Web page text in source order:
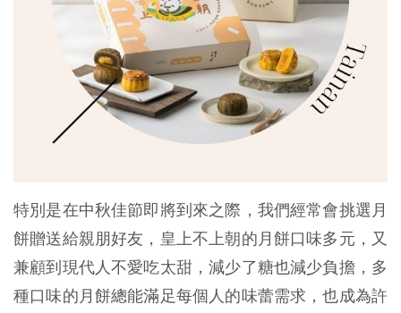
特別是在中秋佳節即將到來之際，我們經常會挑選月
餅贈送給親朋好友，皇上不上朝的月餅口味多元，又
兼顧到現代人不愛吃太甜，減少了糖也減少負擔，多
種口味的月餅總能滿足每個人的味蕾需求，也成為許